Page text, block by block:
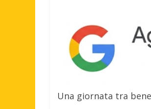
Una giornata tra